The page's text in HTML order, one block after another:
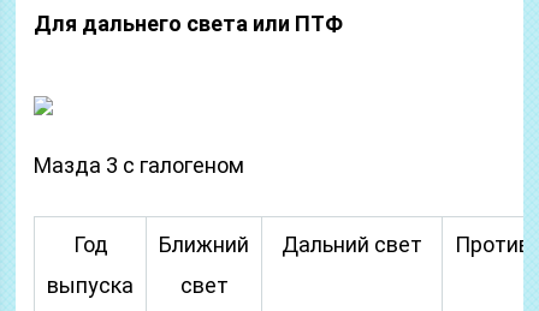
Для дальнего света или ПТФ
Мазда 3 с галогеном
Год
выпуска
Ближний
свет
Дальний свет